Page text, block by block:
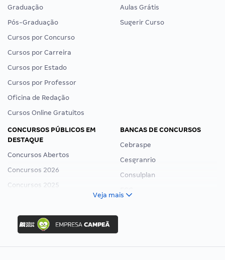
Graduação
Pós-Graduação
Cursos por Concurso
Cursos por Carreira
Cursos por Estado
Cursos por Professor
Oficina de Redação
Cursos Online Gratuitos
Aulas Grátis
Sugerir Curso
CONCURSOS PÚBLICOS EM
DESTAQUE
Concursos Abertos
Concursos 2026
Concursos 2025
Concurso Ibama
Concurso MPU
Editais publicados
BANCAS DE CONCURSOS
Cebraspe
Cesgranrio
Consulplan
Veja mais